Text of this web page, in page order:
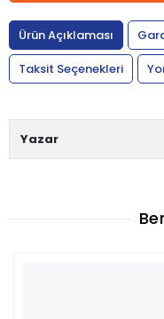
Ürün Açıklaması
Taksit Seçenekleri
Yazar